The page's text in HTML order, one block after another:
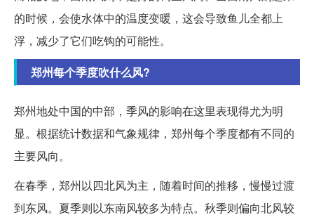
的时候，会使水体中的温度变暖，这会导致鱼儿全都上
浮，减少了它们吃钩的可能性。
郑州每个季度吹什么风?
郑州地处中国的中部，季风的影响在这里表现得尤为明
显。根据统计数据和气象规律，郑州每个季度都有不同的
主要风向。
在春季，郑州以四北风为主，随着时间的推移，慢慢过渡
到东风。夏季则以东南风较多为特点。秋季则偏向北风较